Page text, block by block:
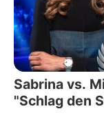
Sabrina vs.
"Schlag den